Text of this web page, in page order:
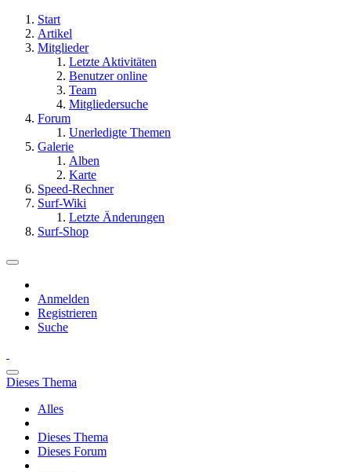
Start
Artikel
Mitglieder
Letzte Aktivitäten
Benutzer online
Team
Mitgliedersuche
Forum
Unerledigte Themen
Galerie
Alben
Karte
Speed-Rechner
Surf-Wiki
Letzte Änderungen
Surf-Shop
Anmelden
Registrieren
Suche
Dieses Thema
Alles
Dieses Thema
Dieses Forum